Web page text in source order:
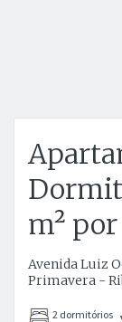
m²
Avenida Luiz
Primavera -
2 dormitórios